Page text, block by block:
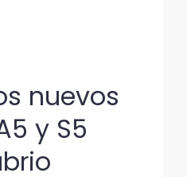
nuevos
y S5